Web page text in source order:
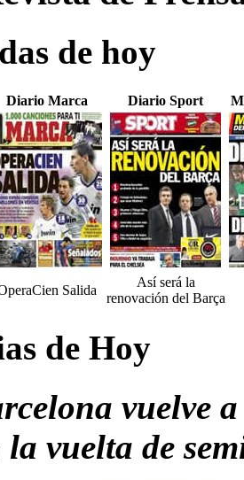
de hoy
Diario Marca Diario Sport
Salida
Así será la
renovación del Barça
de Hoy
vuelve
la vuelta de